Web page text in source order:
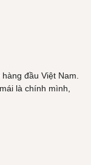
đầu Việt Nam.
là chính mình,